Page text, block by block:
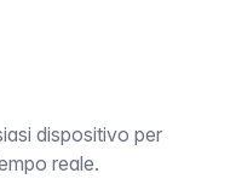
dispositivo per
reale.